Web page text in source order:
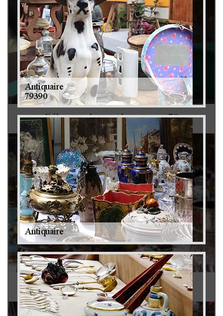
Débarras de grenier et cave 79
Antiquaire 79